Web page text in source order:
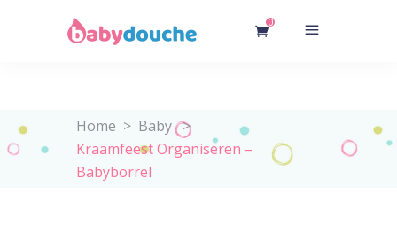
0
Home > Baby>
Kraamfeest Organiseren –
Babyborrel